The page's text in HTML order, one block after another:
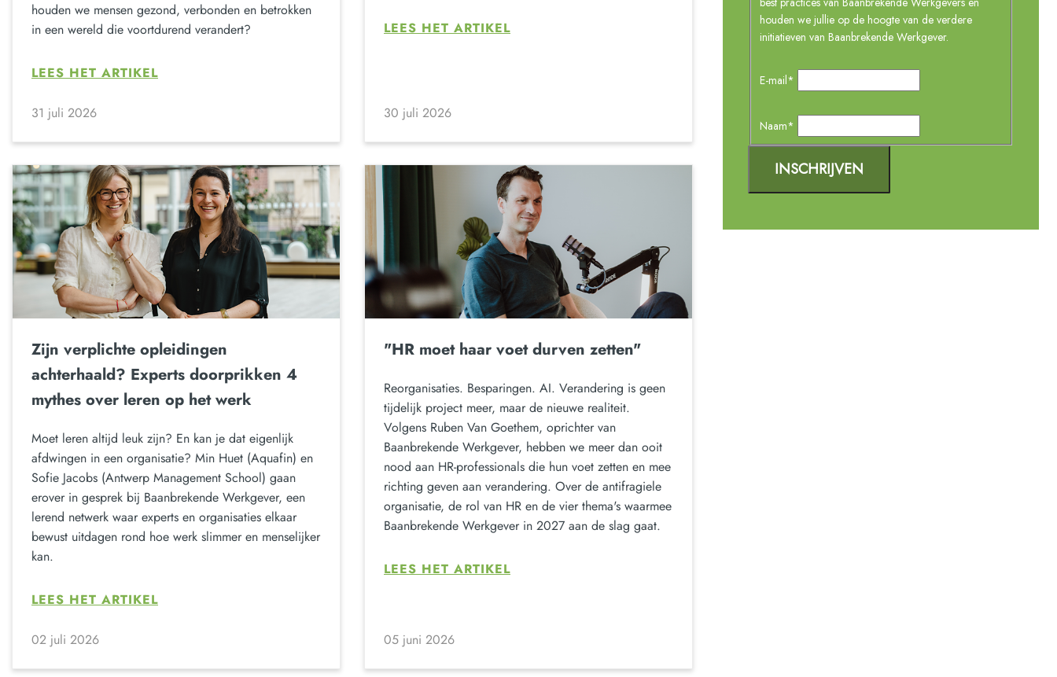
houden we mensen gezond, verbonden en betrokken
in een wereld die voortdurend verandert?
LEES HET ARTIKEL
31 juli 2026
LEES HET ARTIKEL
30 juli 2026
Zijn verplichte opleidingen
achterhaald? Experts doorprikken 4
mythes over leren op het werk
Moet leren altijd leuk zijn? En kan je dat eigenlijk
afdwingen in een organisatie? Min Huet (Aquafin) en
Sofie Jacobs (Antwerp Management School) gaan
erover in gesprek bij Baanbrekende Werkgever, een
lerend netwerk waar experts en organisaties elkaar
bewust uitdagen rond hoe werk slimmer en menselijker
kan.
LEES HET ARTIKEL
02 juli 2026
"HR moet haar voet durven zetten"
Reorganisaties. Besparingen. AI. Verandering is geen
tijdelijk project meer, maar de nieuwe realiteit.
Volgens Ruben Van Goethem, oprichter van
Baanbrekende Werkgever, hebben we meer dan ooit
nood aan HR-professionals die hun voet zetten en mee
richting geven aan verandering. Over de antifragiele
organisatie, de rol van HR en de vier thema's waarmee
Baanbrekende Werkgever in 2027 aan de slag gaat.
LEES HET ARTIKEL
05 juni 2026